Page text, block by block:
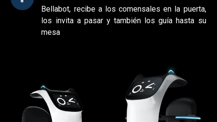
Bellabot, recibe a los comensales en la puerta,
los invita a pasar y también los guía hasta su
mesa